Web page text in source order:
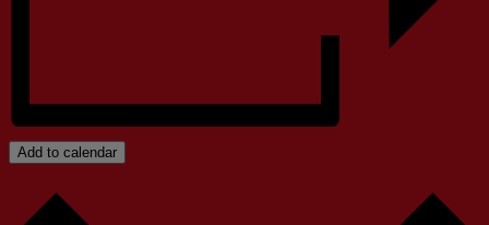
Add to calendar